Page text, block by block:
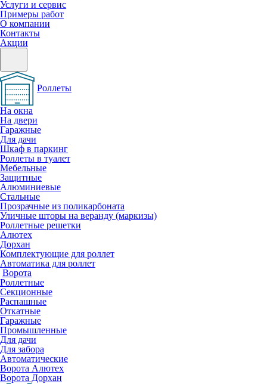
Услуги и сервис
Примеры работ
О компании
Контакты
Акции
Роллеты
На окна
На двери
Гаражные
Для дачи
Шкаф в паркинг
Роллеты в туалет
Мебельные
Защитные
Алюминиевые
Стальные
Прозрачные из поликарбоната
Уличные шторы на веранду (маркизы)
Роллетные решетки
Алютех
Дорхан
Комплектующие для роллет
Автоматика для роллет
Ворота
Роллетные
Секционные
Распашные
Откатные
Гаражные
Промышленные
Для дачи
Для забора
Автоматические
Ворота Алютех
Ворота Дорхан